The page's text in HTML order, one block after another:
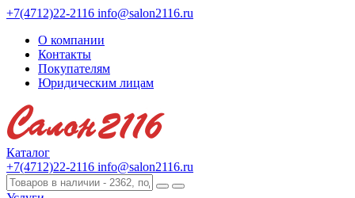
+7(4712)22-2116 info@salon2116.ru
О компании
Контакты
Покупателям
Юридическим лицам
Каталог
+7(4712)22-2116 info@salon2116.ru